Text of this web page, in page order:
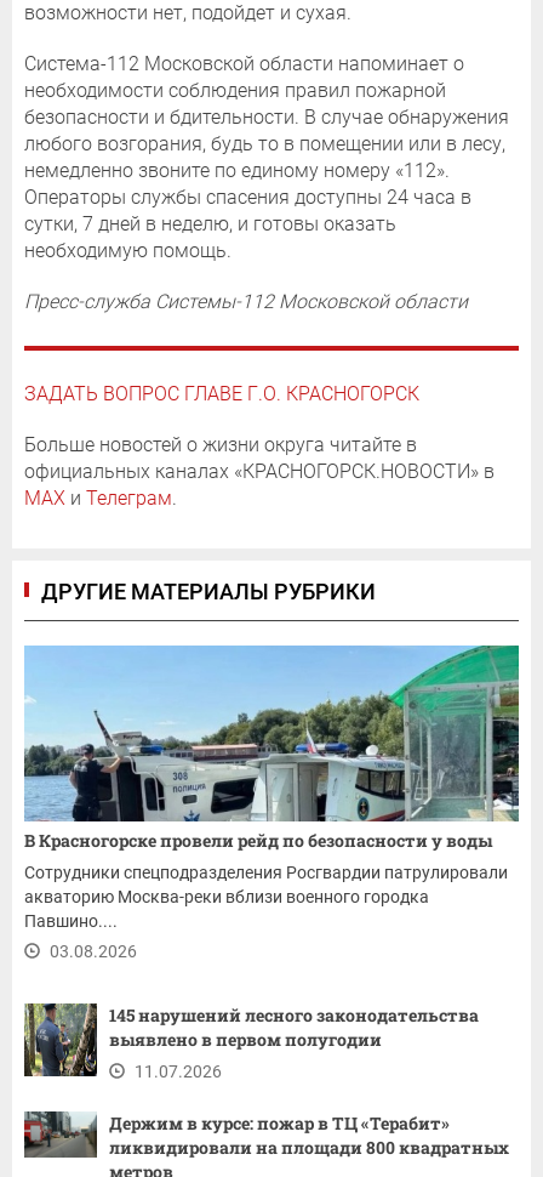
возможности нет, подойдет и сухая.
Система-112 Московской области напоминает о
необходимости соблюдения правил пожарной
безопасности и бдительности. В случае обнаружения
любого возгорания, будь то в помещении или в лесу,
немедленно звоните по единому номеру «112».
Операторы службы спасения доступны 24 часа в
сутки, 7 дней в неделю, и готовы оказать
необходимую помощь.
Пресс-служба Системы-112 Московской области
ЗАДАТЬ ВОПРОС ГЛАВЕ Г.О. КРАСНОГОРСК
Больше новостей о жизни округа читайте в
официальных каналах «КРАСНОГОРСК.НОВОСТИ» в
MAX и Телеграм.
ДРУГИЕ МАТЕРИАЛЫ РУБРИКИ
В Красногорске провели рейд по безопасности у воды
Сотрудники спецподразделения Росгвардии патрулировали
акваторию Москва-реки вблизи военного городка
Павшино....
03.08.2026
145 нарушений лесного законодательства
выявлено в первом полугодии
11.07.2026
Держим в курсе: пожар в ТЦ «Терабит»
ликвидировали на площади 800 квадратных
метров